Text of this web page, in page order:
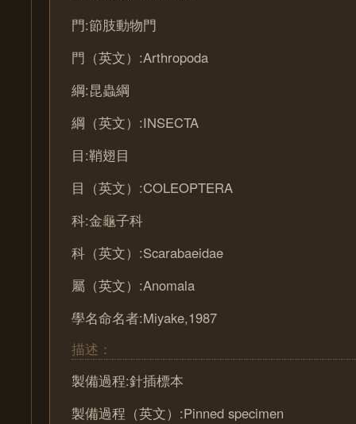
門:節肢動物門
門（英文）:Arthropoda
綱:昆蟲綱
綱（英文）:INSECTA
目:鞘翅目
目（英文）:COLEOPTERA
科:金龜子科
科（英文）:Scarabaeidae
屬（英文）:Anomala
學名命名者:Miyake,1987
描述：
製備過程:針插標本
製備過程（英文）:Pinned specimen